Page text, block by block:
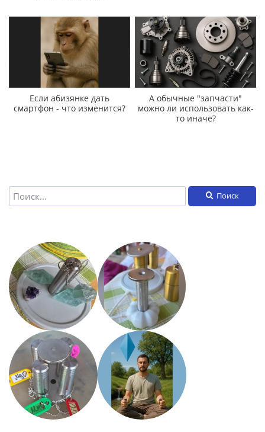
Если абизянке дать
смартфон - что изменится?
А обычные "запчасти"
можно ли использовать как-
то иначе?
Поиск